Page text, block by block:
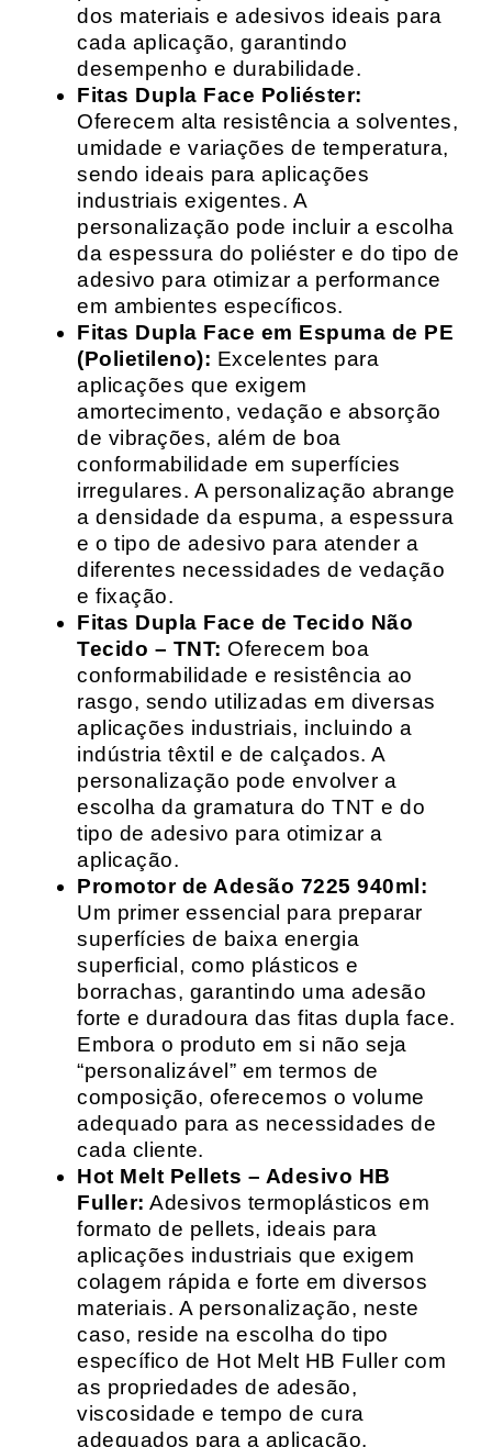
dos materiais e adesivos ideais para
cada aplicação, garantindo
desempenho e durabilidade.
Fitas Dupla Face Poliéster:
Oferecem alta resistência a solventes,
umidade e variações de temperatura,
sendo ideais para aplicações
industriais exigentes. A
personalização pode incluir a escolha
da espessura do poliéster e do tipo de
adesivo para otimizar a performance
em ambientes específicos.
Fitas Dupla Face em Espuma de PE
(Polietileno): Excelentes para
aplicações que exigem
amortecimento, vedação e absorção
de vibrações, além de boa
conformabilidade em superfícies
irregulares. A personalização abrange
a densidade da espuma, a espessura
e o tipo de adesivo para atender a
diferentes necessidades de vedação
e fixação.
Fitas Dupla Face de Tecido Não
Tecido – TNT: Oferecem boa
conformabilidade e resistência ao
rasgo, sendo utilizadas em diversas
aplicações industriais, incluindo a
indústria têxtil e de calçados. A
personalização pode envolver a
escolha da gramatura do TNT e do
tipo de adesivo para otimizar a
aplicação.
Promotor de Adesão 7225 940ml:
Um primer essencial para preparar
superfícies de baixa energia
superficial, como plásticos e
borrachas, garantindo uma adesão
forte e duradoura das fitas dupla face.
Embora o produto em si não seja
“personalizável” em termos de
composição, oferecemos o volume
adequado para as necessidades de
cada cliente.
Hot Melt Pellets – Adesivo HB
Fuller: Adesivos termoplásticos em
formato de pellets, ideais para
aplicações industriais que exigem
colagem rápida e forte em diversos
materiais. A personalização, neste
caso, reside na escolha do tipo
específico de Hot Melt HB Fuller com
as propriedades de adesão,
viscosidade e tempo de cura
adequados para a aplicação.